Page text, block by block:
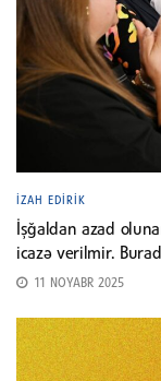
İZAH EDIRIK
İşğaldan azad
icazə verilmir.
11 NOYABR 2025